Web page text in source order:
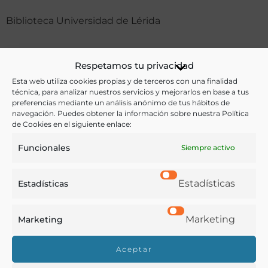
Respetamos tu privacidad
Esta web utiliza cookies propias y de terceros con una finalidad
técnica, para analizar nuestros servicios y mejorarlos en base a tus
preferencias mediante un análisis anónimo de tus hábitos de
navegación. Puedes obtener la información sobre nuestra Política
de Cookies en el siguiente enlace:
Funcionales Siempre activo
Estadísticas Estadísticas
Marketing Marketing
Aceptar
Biblioteca Universidad de Lérida
Ver más libros de estas materias:
Aceites ,Agricultura,Economía y Comercio,
Gastronomía,Industria y Tecnología